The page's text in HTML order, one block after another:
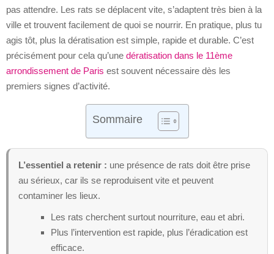
pas attendre. Les rats se déplacent vite, s’adaptent très bien à la
ville et trouvent facilement de quoi se nourrir. En pratique, plus tu
agis tôt, plus la dératisation est simple, rapide et durable. C’est
précisément pour cela qu’une dératisation dans le 11ème
arrondissement de Paris est souvent nécessaire dès les
premiers signes d’activité.
Sommaire
L’essentiel a retenir : une présence de rats doit être prise
au sérieux, car ils se reproduisent vite et peuvent
contaminer les lieux.
Les rats cherchent surtout nourriture, eau et abri.
Plus l’intervention est rapide, plus l’éradication est
efficace.